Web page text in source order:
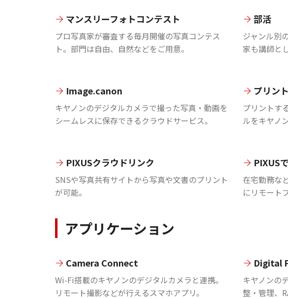
マンスリーフォトコンテスト
プロ写真家が審査する毎月開催の写真コンテス
ト。部門は自由、自然などをご用意。
部活
ジャンル別
家も講師と
Image.canon
キヤノンのデジタルカメラで撮った写真・動画を
シームレスに保存できるクラウドサービス。
プリン
プリントす
ルをキヤノ
PIXUSクラウドリンク
SNSや写真共有サイトから写真や文書のプリント
が可能。
PIXUS
在宅勤務な
にリモート
アプリケーション
Camera Connect
Wi-Fi搭載のキヤノンのデジタルカメラと連携。
リモート撮影などが行えるスマホアプリ。
Digital
キヤノンの
整・管理、